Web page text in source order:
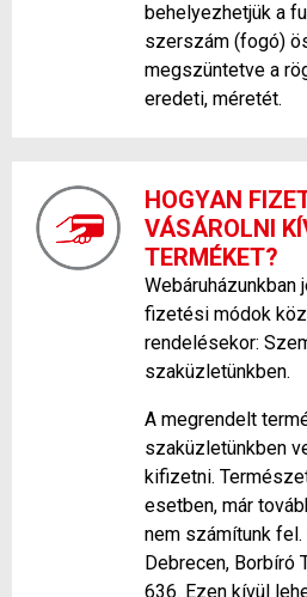
behelyezhetjük a
szerszám (fogó)
megszüntetve a
eredeti, méretét.
HOGYAN
VÁSÁROLNI
TERMÉKET?
Webáruházunkban
fizetési módok
rendelésekor:
szaküzletünkben.
A megrendelt
szaküzletünkben
kifizetni.
esetben, már
nem számítunk
Debrecen, Borbíró
636. Ezen kívül